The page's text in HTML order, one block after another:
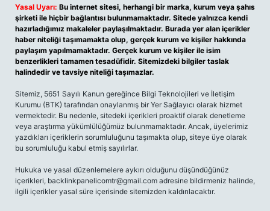
Yasal Uyarı: Bu internet sitesi, herhangi bir marka, kurum veya şahıs
şirketi ile hiçbir bağlantısı bulunmamaktadır. Sitede yalnızca kendi
hazırladığımız makaleler paylaşılmaktadır. Burada yer alan içerikler
haber niteliği taşımamakta olup, gerçek kurum ve kişiler hakkında
paylaşım yapılmamaktadır. Gerçek kurum ve kişiler ile isim
benzerlikleri tamamen tesadüfidir. Sitemizdeki bilgiler taslak
halindedir ve tavsiye niteliği taşımazlar.
Sitemiz, 5651 Sayılı Kanun gereğince Bilgi Teknolojileri ve İletişim
Kurumu (BTK) tarafından onaylanmış bir Yer Sağlayıcı olarak hizmet
vermektedir. Bu nedenle, sitedeki içerikleri proaktif olarak denetleme
veya araştırma yükümlülüğümüz bulunmamaktadır. Ancak, üyelerimiz
yazdıkları içeriklerin sorumluluğunu taşımakta olup, siteye üye olarak
bu sorumluluğu kabul etmiş sayılırlar.
Hukuka ve yasal düzenlemelere aykırı olduğunu düşündüğünüz
içerikleri, backlinkpanelicomtr@gmail.com adresine bildirmeniz halinde,
ilgili içerikler yasal süre içerisinde sitemizden kaldırılacaktır.